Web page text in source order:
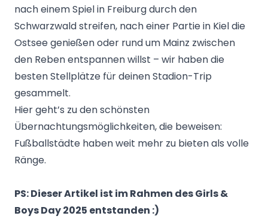
nach einem Spiel in Freiburg durch den
Schwarzwald streifen, nach einer Partie in Kiel die
Ostsee genießen oder rund um Mainz zwischen
den Reben entspannen willst – wir haben die
besten Stellplätze für deinen Stadion-Trip
gesammelt.
Hier geht’s zu den schönsten
Übernachtungsmöglichkeiten, die beweisen:
Fußballstädte haben weit mehr zu bieten als volle
Ränge.
PS: Dieser Artikel ist im Rahmen des Girls &
Boys Day 2025 entstanden :)